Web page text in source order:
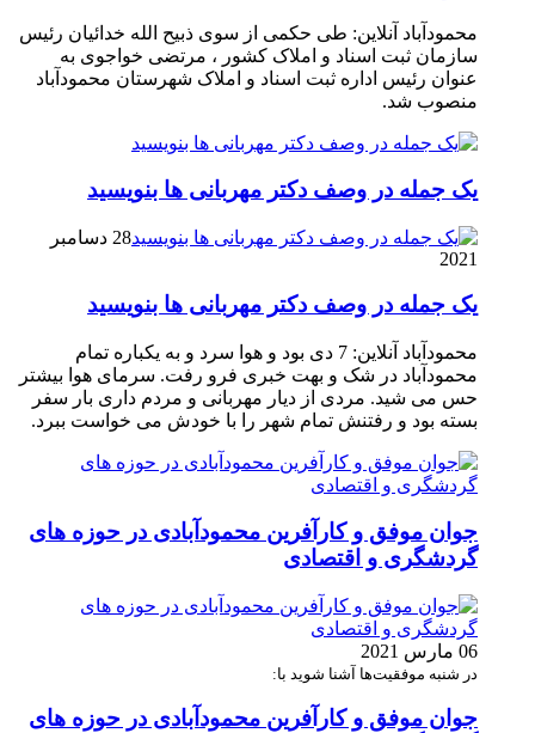
محمودآباد آنلاین: طی حکمی از سوی ذبیح الله خدائیان رئیس
سازمان ثبت اسناد و املاک کشور ، مرتضی خواجوی به
عنوان رئیس اداره ثبت اسناد و املاک شهرستان محمودآباد
منصوب شد.
یک جمله در وصف دکتر مهربانی ها بنویسید
28 دسامبر
2021
یک جمله در وصف دکتر مهربانی ها بنویسید
محمودآباد آنلاین: 7 دی بود و هوا سرد و به یکباره تمام
محمودآباد در شک و بهت خبری فرو رفت. سرمای هوا بیشتر
حس می شید. مردی از دیار مهربانی و مردم داری بار سفر
بسته بود و رفتنش تمام شهر را با خودش می خواست ببرد.
جوان موفق و کارآفرین محمودآبادی در حوزه های
گردشگری و اقتصادی
06 مارس 2021
در شنبه موفقیت‌ها آشنا شوید با:
جوان موفق و کارآفرین محمودآبادی در حوزه های